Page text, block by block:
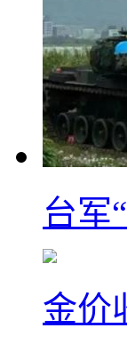
台军
金价